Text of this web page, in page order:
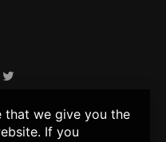
that we give you the
If you